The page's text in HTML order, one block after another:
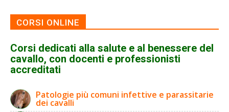
CORSI ONLINE
Corsi dedicati alla salute e al benessere del
cavallo, con docenti e professionisti
accreditati
Patologie più comuni infettive e parassitarie
dei cavalli